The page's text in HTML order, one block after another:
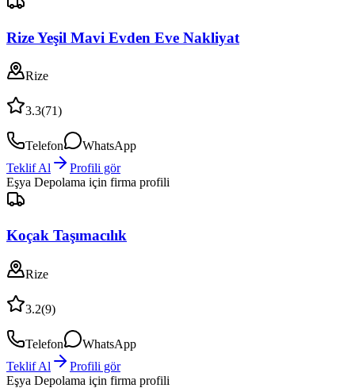
Rize Yeşil Mavi Evden Eve Nakliyat
Rize
3.3(71)
Telefon
WhatsApp
Teklif Al
Profili gör
Eşya Depolama için firma profili
Koçak Taşımacılık
Rize
3.2(9)
Telefon
WhatsApp
Teklif Al
Profili gör
Eşya Depolama için firma profili